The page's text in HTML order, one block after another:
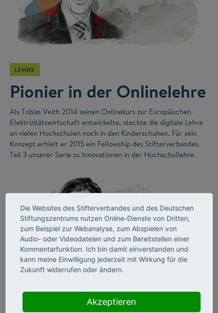
©
LEHRE
Pionier in der Onlinelehre
Als Tobias Veith 2014 seinen Onlinekurs zur Europäischen
Elektrizitätswirtschaft entwickelte, steckte die digitale Lehre
an vielen Hochschulen noch in den Kinderschuhen. Für sein
Konzept erhielt er 2015 ein Fellowship des Stifterverbandes.
Teil 3 unserer Serie zu Innovationen in der Hochschullehre.
Die Websites des Stifterverbandes und des Deutschen
Stiftungszentrums nutzen Online-Dienste von Dritten,
zum Beispiel zur Webanalyse, zum Abspielen von
Audio- oder Videodateien und zum Bereitstellen einer
Kommentarfunktion. Ich bin damit einverstanden und
kann meine Einwilligung jederzeit mit Wirkung für die
Zukunft widerrufen oder ändern.
Akzeptieren